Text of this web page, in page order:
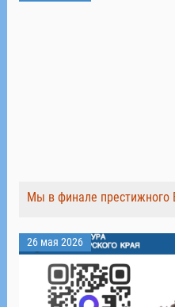
Мы в финале престижного
26 мая 2026